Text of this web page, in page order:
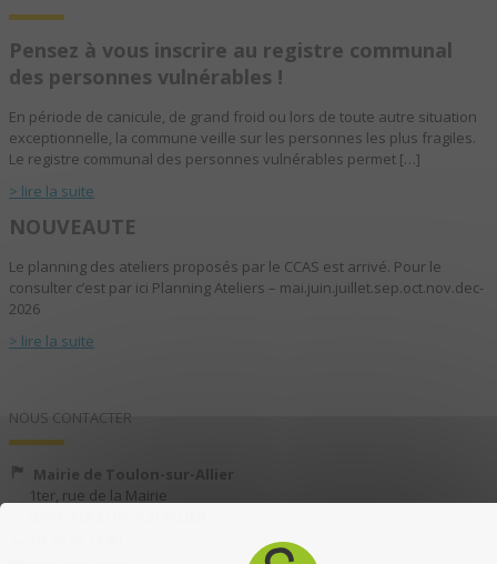
Pensez à vous inscrire au registre communal
des personnes vulnérables !
En période de canicule, de grand froid ou lors de toute autre situation
exceptionnelle, la commune veille sur les personnes les plus fragiles.
Le registre communal des personnes vulnérables permet […]
> lire la suite
NOUVEAUTE
Le planning des ateliers proposés par le CCAS est arrivé. Pour le
consulter c’est par ici Planning Ateliers – mai.juin.juillet.sep.oct.nov.dec-
2026
> lire la suite
NOUS CONTACTER
Mairie de Toulon-sur-Allier
1ter, rue de la Mairie